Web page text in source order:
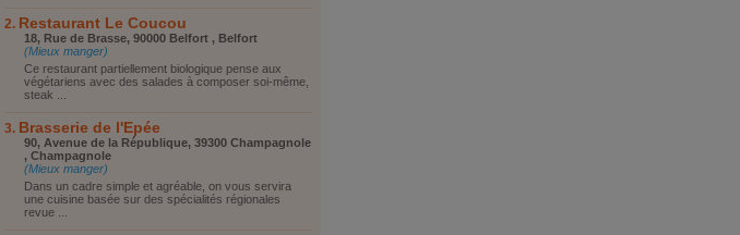
Restaurant Le Coucou
18, Rue de Brasse, 90000 Belfort , Belfort
(Mieux manger)
Ce restaurant partiellement biologique pense aux
végétariens avec des salades à composer soi-même,
steak ...
Brasserie de l'Epée
90, Avenue de la République, 39300 Champagnole
, Champagnole
(Mieux manger)
Dans un cadre simple et agréable, on vous servira
une cuisine basée sur des spécialités régionales
revue ...